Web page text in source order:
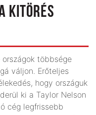
KITÖRÉS
többsége
váljon. Erőteljes
hogy országuk
ki a Taylor Nelson
cég legfrissebb